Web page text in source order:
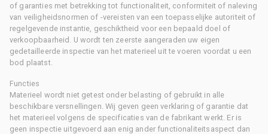
of garanties met betrekking tot functionaliteit, conformiteit of naleving
van veiligheidsnormen of -vereisten van een toepasselijke autoriteit of
regelgevende instantie, geschiktheid voor een bepaald doel of
verkoopbaarheid. U wordt ten zeerste aangeraden uw eigen
gedetailleerde inspectie van het materieel uit te voeren voordat u een
bod plaatst.
Functies
Materieel wordt niet getest onder belasting of gebruikt in alle
beschikbare versnellingen. Wij geven geen verklaring of garantie dat
het materieel volgens de specificaties van de fabrikant werkt. Er is
geen inspectie uitgevoerd aan enig ander functionaliteitsaspect dan